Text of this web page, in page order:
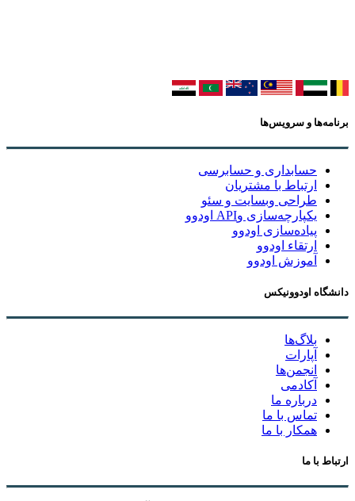
برنامه‌ها و سرویس‌ها
حسابداری و حسابرسی
ارتباط با مشتریان
طراحی وبسایت و سئو
یکپارچه‌سازی وAPI اودوو
پیاده‌سازی اودوو
ارتقاء اودوو
آموزش اودوو
دانشگاه اودوونیکس
بلاگ‌ها
آپارات
انجمن‌ها
آکادمی
درباره ما
تماس با ما
همکار با ما
ارتباط با ما